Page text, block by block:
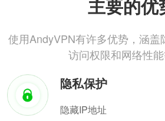
主要的优
使用AndyVPN有许多优势，涵盖
访问权限和网络性
隐私保护
隐藏IP地址